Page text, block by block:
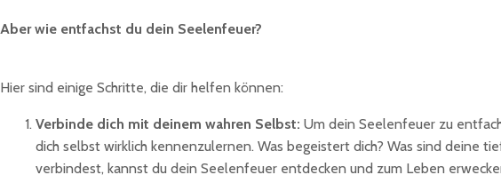
Aber wie entfachst du dein Seelenfeuer?
Hier sind einige Schritte, die dir helfen können:
Verbinde dich mit deinem wahren Selbst: Um dein Seelenfeuer zu
dich selbst wirklich kennenzulernen. Was begeistert dich? Was sind deine
verbindest, kannst du dein Seelenfeuer entdecken und zum Leben